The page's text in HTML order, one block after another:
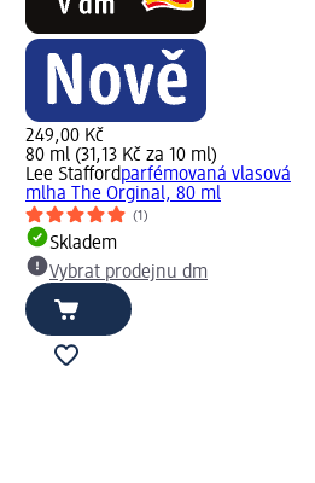
249,00 Kč
80 ml (31,13 Kč za 10 ml)
Lee Staffordparfémovaná vlasová
mlha The Orginal, 80 ml
(1)
Skladem
Vybrat prodejnu dm